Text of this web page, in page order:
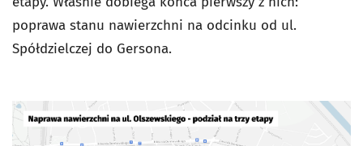
poprawa stanu nawierzchni na odcinku od ul.
Spółdzielczej do Gersona.